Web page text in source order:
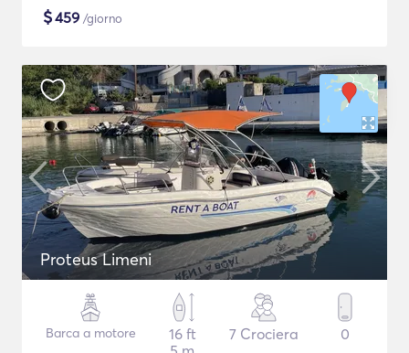
$459 /giorno
Proteus Limeni
Barca a motore
16 ft
7 Crociera 0